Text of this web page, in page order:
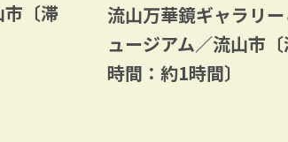
〔滞
流山万華鏡ギャラリ
ュージアム／流山市
時間：約1時間〕